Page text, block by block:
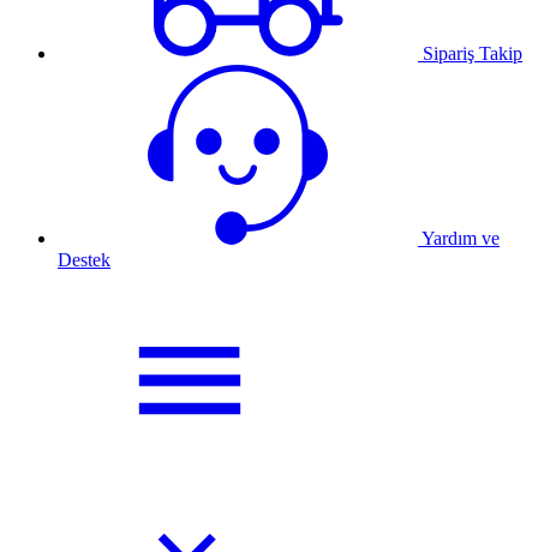
Sipariş Takip
Yardım ve
Destek